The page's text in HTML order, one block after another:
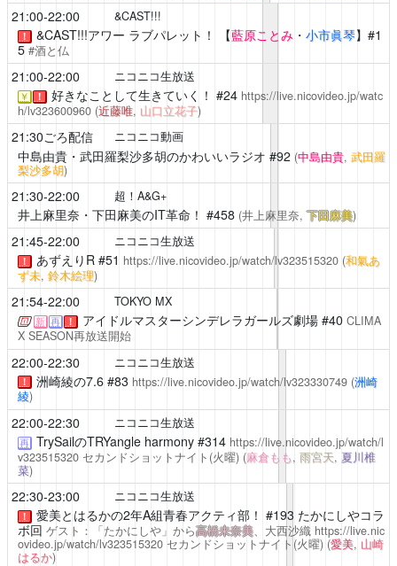
21:00-22:00 &CAST!!!
！ &CAST!!!アワー ラブパレット！ 【藍原ことみ・ 小市眞琴】#1
5 #酒と仏
21:00-22:00 ニコニコ生放送
￥ ！ 好きなことして生きていく！ #24 https://live.nicovideo.jp/watc
h/lv323600960 (近藤唯, 山口立花子)
21:30ごろ配信 ニコニコ動画
中島由貴・武田羅梨沙多胡のかわいいラジオ #92 (中島由貴, 武田羅
梨沙多胡)
21:30-22:00 超！A&G+
井上麻里奈・下田麻美のIT革命！ #458 (井上麻里奈,下田麻美)
21:45-22:00 ニコニコ生放送
！ あずえりR#51 https://live.nicovideo.jp/watch/lv323515320 (和氣あ
ず未, 鈴木絵理)
21:54-22:00 TOKYO MX
新 再 ！ アイドルマスターシンデレラガールズ劇場#40 CLIMA
X SEASON再放送開始
22:00-22:30 ニコニコ生放送
！ 洲崎綾の7.6#83 https://live.nicovideo.jp/watch/lv323330749 (洲崎
綾)
22:00-22:30 ニコニコ生放送
再 TrySailのTRYangle harmony#314 https://live.nicovideo.jp/watch/l
v323515320セカンドショットナイト(火曜) (麻倉もも, 雨宮天, 夏川椎
菜)
22:30-23:00 ニコニコ生放送
！ 愛美とはるかの2年A組青春アクティ部！ #193 たかにしやコラ
ボ回 ゲスト：「たかにしや」から高橋未奈美、大西沙織 https://live.nic
ovideo.jp/watch/lv323515320セカンドショットナイト(火曜) (愛美, 山崎
はるか)